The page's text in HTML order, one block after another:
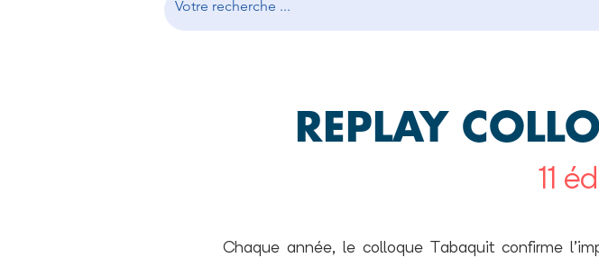
REPLAY
11
Chaque année, le colloque Tabaquit confirme